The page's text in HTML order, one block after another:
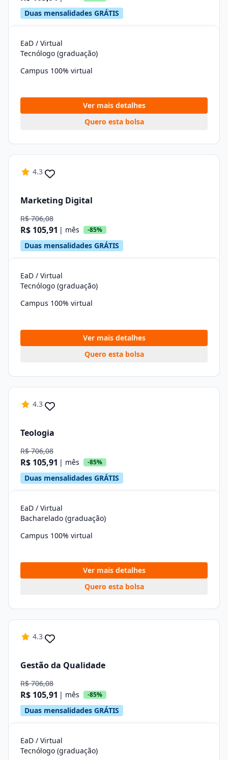
Duas mensalidades GRÁTIS
EaD / Virtual
Tecnólogo (graduação)
Campus 100% virtual
Ver mais detalhes
Quero esta bolsa
4.3
Marketing Digital
R$ 706,08
R$ 105,91 | mês -85%
Duas mensalidades GRÁTIS
EaD / Virtual
Tecnólogo (graduação)
Campus 100% virtual
Ver mais detalhes
Quero esta bolsa
4.3
Teologia
R$ 706,08
R$ 105,91 | mês -85%
Duas mensalidades GRÁTIS
EaD / Virtual
Bacharelado (graduação)
Campus 100% virtual
Ver mais detalhes
Quero esta bolsa
4.3
Gestão da Qualidade
R$ 706,08
R$ 105,91 | mês -85%
Duas mensalidades GRÁTIS
EaD / Virtual
Tecnólogo (graduação)